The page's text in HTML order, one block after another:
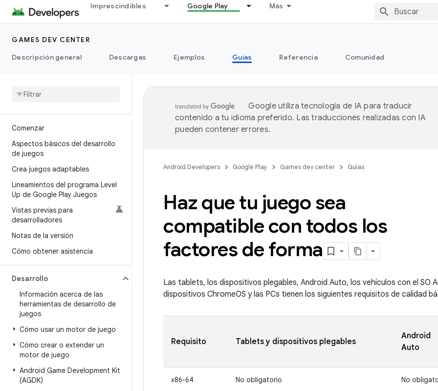
Imprescindibles Google Play Más
GAMES DEV CENTER
Descripción general
Descargas Ejemplos Guías Referencia Comunidad
Comenzar
Aspectos básicos del desarrollo
de juegos
Crea juegos adaptables
Lineamientos del programa Level
Up de Google Play Juegos
Vistas previas para
desarrolladores
Notas de la versión
Cómo obtener asistencia
Desarrollo
Información acerca de las
herramientas de desarrollo de
juegos
Cómo usar un motor de juego
Cómo crear o extender un
motor de juego
Android Game Development Kit
(AGDK)
Google utiliza tecnología de IA para traducir
contenido a tu idioma preferido. Las traducciones realizadas con IA
pueden contener errores.
Android Developers Google Play Games dev center Guías
Haz que tu juego sea
compatible con todos los
factores de forma
Las tablets, los dispositivos plegables, Android Auto, los vehículos con el SO
dispositivos ChromeOS y las PCs tienen los siguientes requisitos de calidad
Requisito Tablets y dispositivos plegables
Android
Auto
x86-64 No obligatorio No